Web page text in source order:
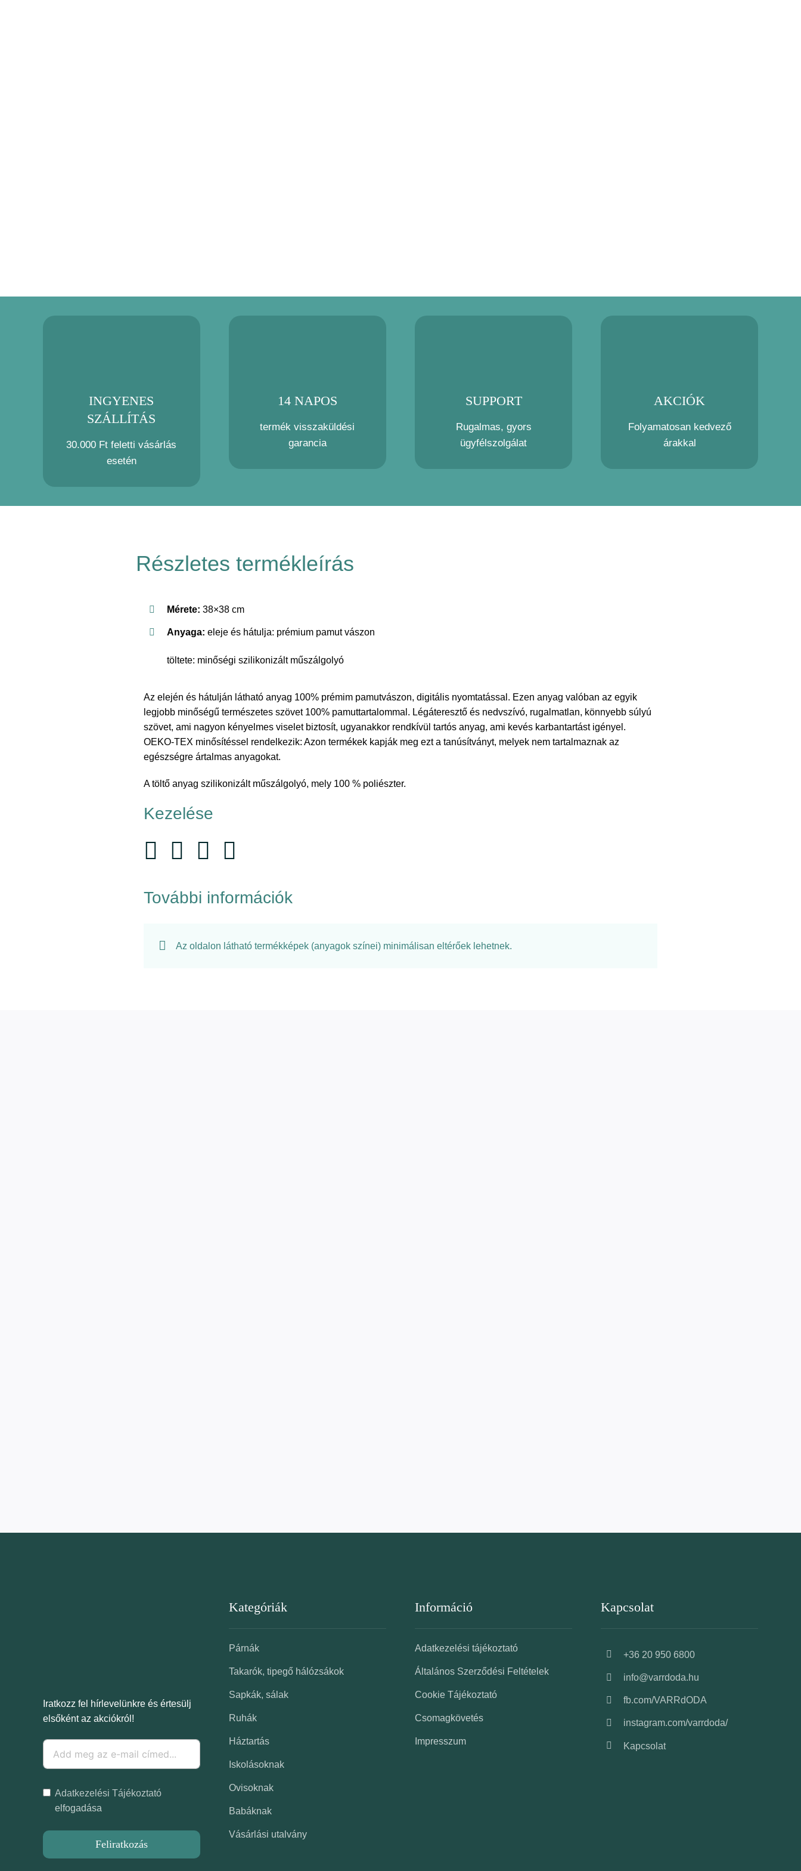
INGYENES
SZÁLLÍTÁS
30.000 Ft feletti vásárlás
esetén
14 NAPOS
termék visszaküldési
garancia
SUPPORT
Rugalmas, gyors
ügyfélszolgálat
AKCIÓK
Folyamatosan kedvező
árakkal
Részletes termékleírás
Mérete: 38×38 cm
Anyaga: eleje és hátulja: prémium pamut vászon
töltete: minőségi szilikonizált műszálgolyó
Az elején és hátulján látható anyag 100% prémim pamutvászon, digitális nyomtatással. Ezen anyag valóban az egyik
legjobb minőségű természetes szövet 100% pamuttartalommal. Légáteresztő és nedvszívó, rugalmatlan, könnyebb súlyú
szövet, ami nagyon kényelmes viselet biztosít, ugyanakkor rendkívül tartós anyag, ami kevés karbantartást igényel.
OEKO-TEX minősítéssel rendelkezik: Azon termékek kapják meg ezt a tanúsítványt, melyek nem tartalmaznak az
egészségre ártalmas anyagokat.
A töltő anyag szilikonizált műszálgolyó, mely 100 % poliészter.
Kezelése
További információk
Az oldalon látható termékképek (anyagok színei) minimálisan eltérőek lehetnek.
Iratkozz fel hírlevelünkre és értesülj
elsőként az akciókról!
Adatkezelési Tájékoztató
elfogadása
Feliratkozás
Kategóriák
Párnák
Takarók, tipegő hálózsákok
Sapkák, sálak
Ruhák
Háztartás
Iskolásoknak
Ovisoknak
Babáknak
Vásárlási utalvány
Információ
Adatkezelési tájékoztató
Általános Szerződési Feltételek
Cookie Tájékoztató
Csomagkövetés
Impresszum
Kapcsolat
+36 20 950 6800
info@varrdoda.hu
fb.com/VARRdODA
instagram.com/varrdoda/
Kapcsolat